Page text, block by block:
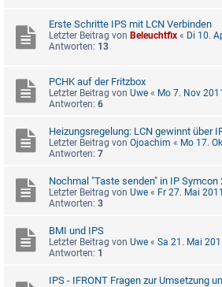
Erste Schritte IPS mit LCN Verbinden
Letzter Beitrag von Beleuchtfix « Di 10.
Antworten: 13
PCHK auf der Fritzbox
Letzter Beitrag von Uwe « Mo 7. Nov
Antworten: 6
Heizungsregelung: LCN gewinnt über
Letzter Beitrag von Ojoachim « Mo 17.
Antworten: 7
Nochmal "Taste senden" in IP Symcon
Letzter Beitrag von Uwe « Fr 27. Mai
Antworten: 3
BMI und IPS
Letzter Beitrag von Uwe « Sa 21. Mai
Antworten: 1
IPS - IFRONT Fragen zur Umsetzung